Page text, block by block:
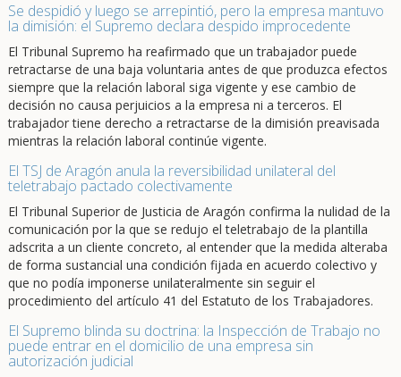
Se despidió y luego se arrepintió, pero la empresa mantuvo
la dimisión: el Supremo declara despido improcedente
El Tribunal Supremo ha reafirmado que un trabajador puede
retractarse de una baja voluntaria antes de que produzca efectos
siempre que la relación laboral siga vigente y ese cambio de
decisión no causa perjuicios a la empresa ni a terceros. El
trabajador tiene derecho a retractarse de la dimisión preavisada
mientras la relación laboral continúe vigente.
El TSJ de Aragón anula la reversibilidad unilateral del
teletrabajo pactado colectivamente
El Tribunal Superior de Justicia de Aragón confirma la nulidad de la
comunicación por la que se redujo el teletrabajo de la plantilla
adscrita a un cliente concreto, al entender que la medida alteraba
de forma sustancial una condición fijada en acuerdo colectivo y
que no podía imponerse unilateralmente sin seguir el
procedimiento del artículo 41 del Estatuto de los Trabajadores.
El Supremo blinda su doctrina: la Inspección de Trabajo no
puede entrar en el domicilio de una empresa sin
autorización judicial